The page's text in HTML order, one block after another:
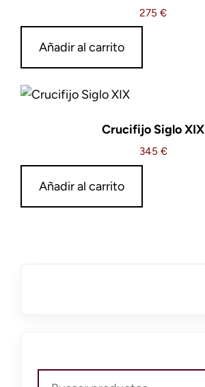
275 €
Añadir al carrito
Crucifijo Siglo XIX
345 €
Añadir al carrito